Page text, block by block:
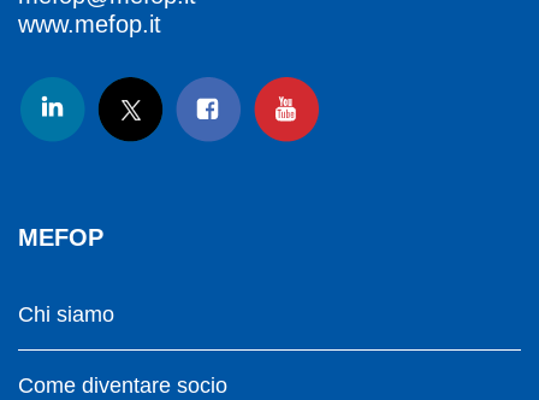
www.mefop.it
MEFOP
Chi siamo
Come diventare socio